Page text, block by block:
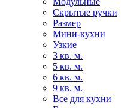
Скрытые ручки
Размер
Мини-кухни
Узкие
3 кв. м.
5 кв. м.
6 кв. м.
9 кв. м.
Все для кухни